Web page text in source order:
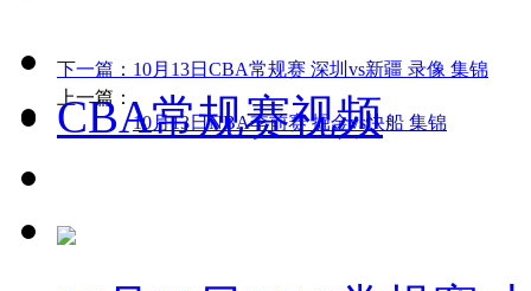
下一篇： 10月13日CBA常规赛 深圳vs新疆 录像 集锦
上一篇：10月13日NBA季前赛 掘金vs快船 集锦
CBA常规赛视频